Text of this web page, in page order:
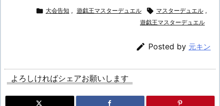
 大会告知 , 遊戯王マスターデュエル  マスターデュエル ,
遊戯王マスターデュエル
 Posted by 元キン
よろしければシェアお願いします